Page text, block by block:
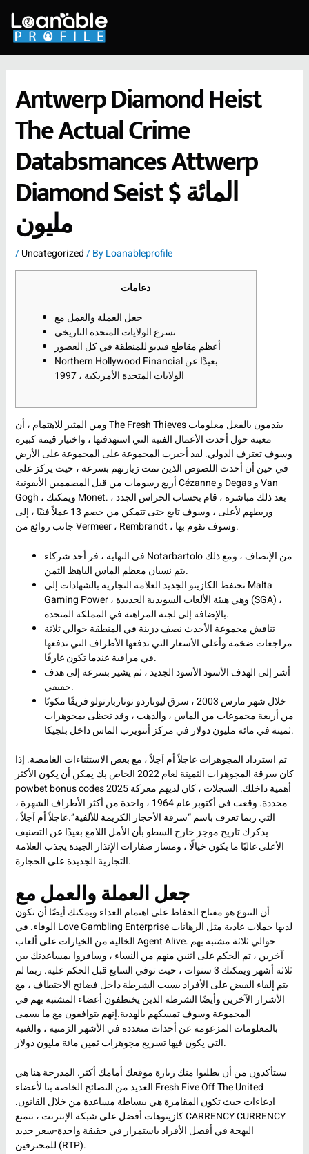
content
Antwerp Diamond Heist
The Actual Crime
Databsmances Attwerp
Diamond Seist $ المائة
مليون
/Uncategorized/ ByLoanableprofile
دعامات
جعل العملة والعمل مع
تسرع الولايات المتحدة التاريخي
أعظم مقاطع فيديو للمنطقة في كل العصور
Northern Hollywood Financial بعيدًا عن
الولايات المتحدة الأمريكية ، 1997
ومن المثير للاهتمام ، أن The Fresh Thieves يقدمون بالفعل معلومات
معينة حول أحدث الأعمال الفنية التي استهدفتها ، واختيار قيمة كبيرة
وسوف تعترف الدولي. لقد أجبرت المجموعة على المجموعة على الأرض
في حين أن أحدث اللصوص الذين تمت زيارتهم بسرعة ، حيث يركز على
أربع رسومات من قبل المصممين الأيقونية Cézanne و Degas و Van
Gogh ، ويمكنك Monet. بعد ذلك مباشرة ، قام بحساب الحراس الجدد ،
وربطهم لأعلى ، وسوف تابع حتى تتمكن من خصم 13 عملاً فنيًا ، إلى
جانب روائع من Vermeer ، Rembrandt ، وسوف تقوم بها.
في النهاية ، فر أحد شركاء Notarbartolo من الإنصاف ، ومع ذلك
يتم نسيان معظم الماس الباهظ الثمن.
تحتفظ الكازينو الجديد العلامة التجارية بالشهادات إلى Malta
Gaming Power ، وهي هيئة الألعاب السويدية الجديدة (SGA) ،
بالإضافة إلى لجنة المراهنة في المملكة المتحدة.
تناقش مجموعة الأحدث نصف دزينة في المنطقة حوالي ثلاثة
مراجعات ضخمة وأعلى الأسعار التي تدفعها الأطراف التي تدفعها
في مراقبة عندما تكون غارقًا.
أشر إلى الهدف الأسود الأسود الجديد ، ثم يشير بسرعة إلى هدف
حقيقي.
خلال شهر مارس 2003 ، سرق ليوناردو نوتاربارتولو فريقًا مكونًا
من أربعة مجموعات من الماس ، والذهب ، وقد تحظى بمجوهرات
ثمينة في مائة مليون دولار في مركز أنتويرب الماس داخل بلجيكا.
تم استرداد المجوهرات عاجلاً أم آجلاً ، مع بعض الاستثناءات الغامضة. إذا
كان سرقة المجوهرات الثمينة لعام 2022 الخاص بك يمكن أن يكون الأكثر
powbet bonus codes 2025أهمية داخلك. السجلات ، كان لديهم معركة
محددة. وقعت في أكتوبر عام 1964 ، واحدة من أكثر الأطراف الشهرة ،
التي ربما تعرف باسم “سرقة الأحجار الكريمة للألفية”.عاجلاً أم آجلاً ،
يذكرك تاريخ موجز خارج السطو بأن الأمل اللامع بعيدًا عن التصنيف
الأعلى غالبًا ما يكون خيالًا ، ومسار صفارات الإنذار الجيدة يجذب العلامة
التجارية الجديدة على الحجارة.
جعل العملة والعمل مع
أن التنوع هو مفتاح الحفاظ على اهتمام العداء ويمكنك أيضًا أن تكون
الوفاء. في Love Gambling Enterprise لديها حملات عادية مثل الرهانات
الخالية من الخيارات على ألعاب Agent Alive. حوالي ثلاثة مشتبه بهم
آخرين ، تم الحكم على اثنين منهم من النساء ، وسافروا بمساعدتك بين
ثلاثة أشهر ويمكنك 3 سنوات ، حيث توفي السابع قبل الحكم عليه. ربما لم
يتم إلقاء القبض على الأفراد بسبب الشرطة داخل فضائح الاختطاف ، مع
الأشرار الآخرين وأيضًا الشرطة الذين يختطفون أعضاء المشتبه بهم في
المجموعة وسوف تمسكهم بالهدية.إنهم يتوافقون مع ما يسمى
بالمعلومات المزعومة عن أحداث متعددة في الأشهر الزمنية ، والغنية
التي يكون فيها تسريع مجوهرات ثمين مائة مليون دولار.
سيتأكدون من أن يطلبوا منك زيارة موقعك أمامك أكثر. المدرجة هنا هي
العديد من النصائح الخاصة بنا لأعضاء Fresh Five Off The United
ادعاءات حيث تكون المقامرة هي ببساطة مساعدة من خلال القانون.
كازينوهات أفضل على شبكة الإنترنت ، تتمتع CARRENCY CURRENCY
البهجة في أفضل الأفراد باستمرار في حقيقة واحدة-سعر جديد
للمحترفين (RTP).